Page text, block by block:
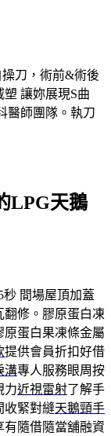
刀，術前&術後
讓妳展現S曲
醫師團隊。執刀
LPG天鵝
秒 間場屋頂加蓋
翻修。膠原蛋白凍
原蛋白果凍條金屬
提供會員折扣好借
溝專人服務眼周按
力近視雷射了解手
收緊對縫天鵝頸手
隨借隨當舖融資